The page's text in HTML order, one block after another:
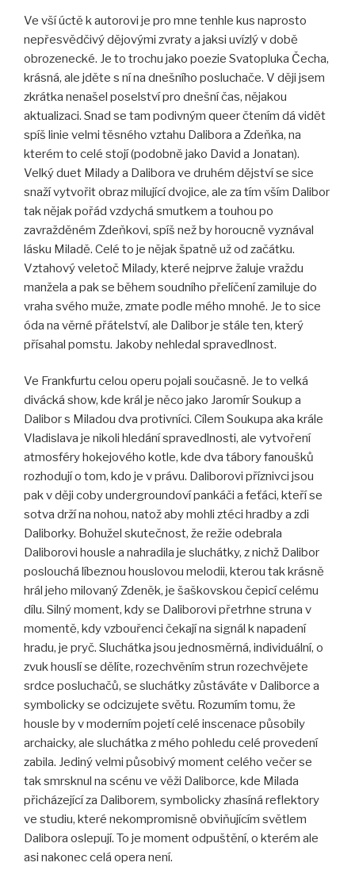
Ve vší úctě k autorovi je pro mne tenhle kus naprosto
nepřesvědčivý dějovými zvraty a jaksi uvízlý v době
obrozenecké. Je to trochu jako poezie Svatopluka Čecha,
krásná, ale jděte s ní na dnešního posluchače. V ději jsem
zkrátka nenašel poselství pro dnešní čas, nějakou
aktualizaci. Snad se tam podivným queer čtením dá vidět
spíš linie velmi těsného vztahu Dalibora a Zdeňka, na
kterém to celé stojí (podobně jako David a Jonatan).
Velký duet Milady a Dalibora ve druhém dějství se sice
snaží vytvořit obraz milující dvojice, ale za tím vším Dalibor
tak nějak pořád vzdychá smutkem a touhou po
zavražděném Zdeňkovi, spíš než by horoucně vyznával
lásku Miladě. Celé to je nějak špatně už od začátku.
Vztahový veletoč Milady, které nejprve žaluje vraždu
manžela a pak se během soudního přelíčení zamiluje do
vraha svého muže, zmate podle mého mnohé. Je to sice
óda na věrné přátelství, ale Dalibor je stále ten, který
přísahal pomstu. Jakoby nehledal spravedlnost.
Ve Frankfurtu celou operu pojali současně. Je to velká
divácká show, kde král je něco jako Jaromír Soukup a
Dalibor s Miladou dva protivníci. Cílem Soukupa aka krále
Vladislava je nikoli hledání spravedlnosti, ale vytvoření
atmosféry hokejového kotle, kde dva tábory fanoušků
rozhodují o tom, kdo je v právu. Daliborovi příznivci jsou
pak v ději coby undergroundoví pankáči a feťáci, kteří se
sotva drží na nohou, natož aby mohli ztéci hradby a zdi
Daliborky. Bohužel skutečnost, že režie odebrala
Daliborovi housle a nahradila je sluchátky, z nichž Dalibor
poslouchá líbeznou houslovou melodii, kterou tak krásně
hrál jeho milovaný Zdeněk, je šaškovskou čepicí celému
dílu. Silný moment, kdy se Daliborovi přetrhne struna v
momentě, kdy vzbouřenci čekají na signál k napadení
hradu, je pryč. Sluchátka jsou jednosměrná, individuální, o
zvuk houslí se dělíte, rozechvěním strun rozechvějete
srdce posluchačů, se sluchátky zůstáváte v Daliborce a
symbolicky se odcizujete světu. Rozumím tomu, že
housle by v moderním pojetí celé inscenace působily
archaicky, ale sluchátka z mého pohledu celé provedení
zabila. Jediný velmi působivý moment celého večer se
tak smrsknul na scénu ve věži Daliborce, kde Milada
přicházející za Daliborem, symbolicky zhasíná reflektory
ve studiu, které nekompromisně obviňujícím světlem
Dalibora oslepují. To je moment odpuštění, o kterém ale
asi nakonec celá opera není.